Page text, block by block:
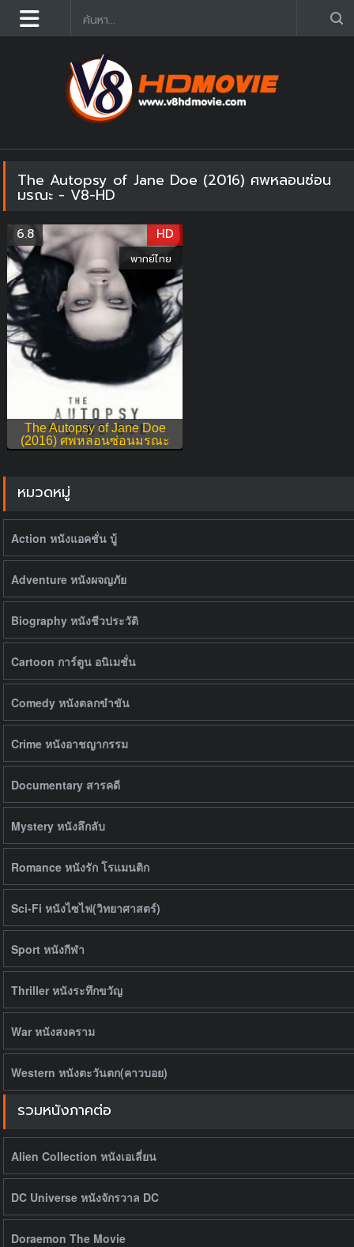
ดูหนังออนไลน์ฟรี 2025 อัฟเดตใหม่ก่อนใคร คมชัด HD
The Autopsy of Jane Doe (2016) ศพหลอนซ่อน
มรณะ - V8-HD
The Autopsy of Jane Doe
(2016) ศพหลอนซ่อนมรณะ
6.8 HD
พากย์ไทย
หมวดหมู่
Action หนังแอคชั่น บู้
Adventure หนังผจญภัย
Biography หนังชีวประวัติ
Cartoon การ์ตูน อนิเมชั่น
Comedy หนังตลกขำขัน
Crime หนังอาชญากรรม
Documentary สารคดี
Mystery หนังลึกลับ
Romance หนังรัก โรแมนติก
Sci-Fi หนังไซไฟ(วิทยาศาสตร์)
Sport หนังกีฬา
Thriller หนังระทึกขวัญ
War หนังสงคราม
Western หนังตะวันตก(คาวบอย)
รวมหนังภาคต่อ
Alien Collection หนังเอเลี่ยน
DC Universe หนังจักรวาล DC
Doraemon The Movie